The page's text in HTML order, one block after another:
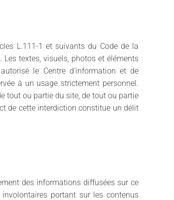
L.111-1 et suivants du Code de la
textes, visuels, photos et éléments
le Centre d’information et de
à un usage strictement personnel.
tout ou partie du site, de tout ou partie
de cette interdiction constitue un délit
des informations diffusées sur ce
portant sur les contenus